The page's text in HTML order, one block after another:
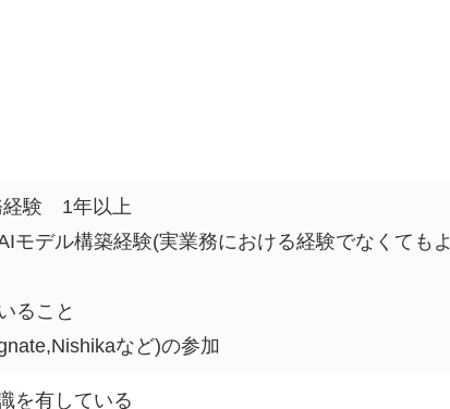
経験 1年以上
モデル構築経験(実業務における経験でなくてもよ
ること
など)の参加
識を有している